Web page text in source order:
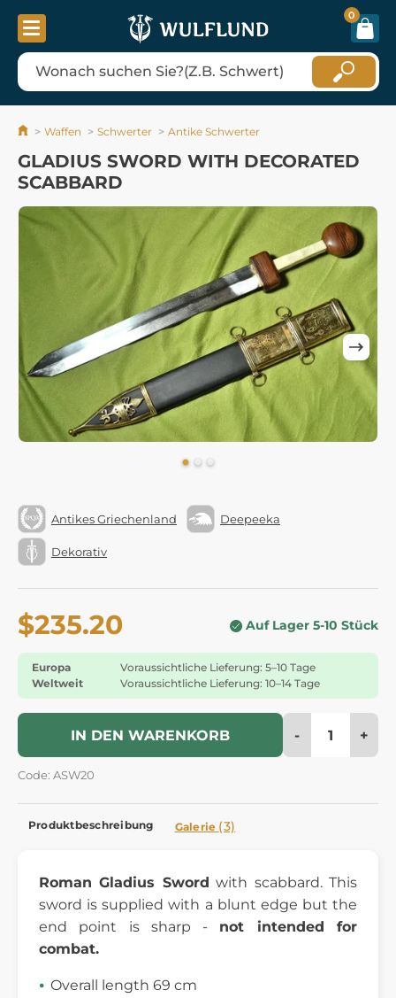
0
Waffen Schwerter Antike Schwerter
GLADIUS SWORD WITH DECORATED
SCABBARD
Antikes Griechenland Deepeeka
Dekorativ
$235.20 Auf Lager 5-10 Stück
Europa
Voraussichtliche Lieferung: 5–10 Tage
Weltweit
Voraussichtliche Lieferung: 10–14 Tage
IN DEN WARENKORB - +
Code: ASW20
Produktbeschreibung Galerie (3)
Roman Gladius Sword with scabbard. This
sword is supplied with a blunt edge but the
end point is sharp - not intended for
combat.
Overall length 69 cm